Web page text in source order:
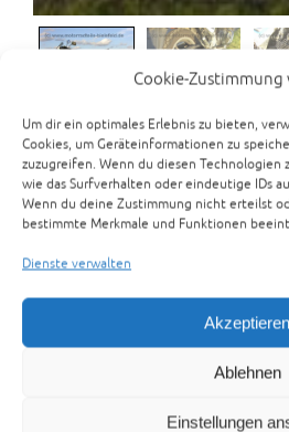
Cookie-
Um dir ein optimales Erlebnis zu bieten,
Cookies, um Geräteinformationen zu
zuzugreifen. Wenn du diesen Technologien
wie das Surfverhalten oder eindeutige IDs
Wenn du deine Zustimmung nicht erteilst
bestimmte Merkmale und Funktionen
Dienste verwalten
Akzeptieren
Ablehnen
Einstellungen
Suzuki GSX550EF Typ
Suzuki GSX550EF Typ GN71D wird
Artikelnummer:
TEILETRÄGER,TEILETRÄGER